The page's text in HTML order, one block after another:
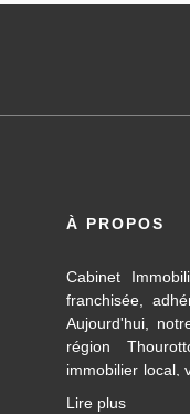
À PROPOS
Cabinet
franchisée,
Aujourd'hui,
région
immobilier local,
Lire plus